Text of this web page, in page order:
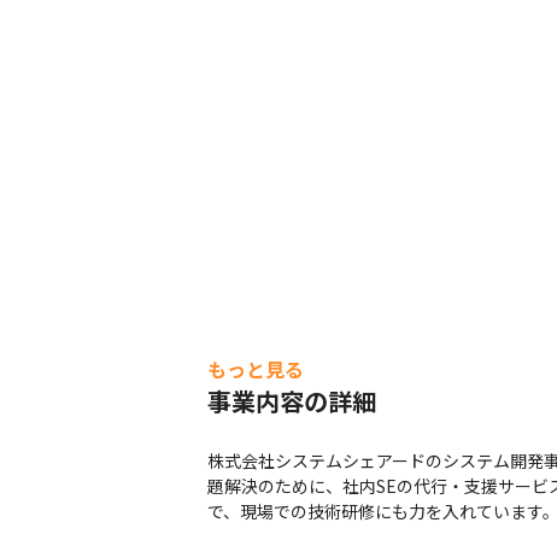
もっと見る
事業内容の詳細
株式会社システムシェアードのシステム開発
題解決のために、社内SEの代行・支援サー
で、現場での技術研修にも力を入れています。